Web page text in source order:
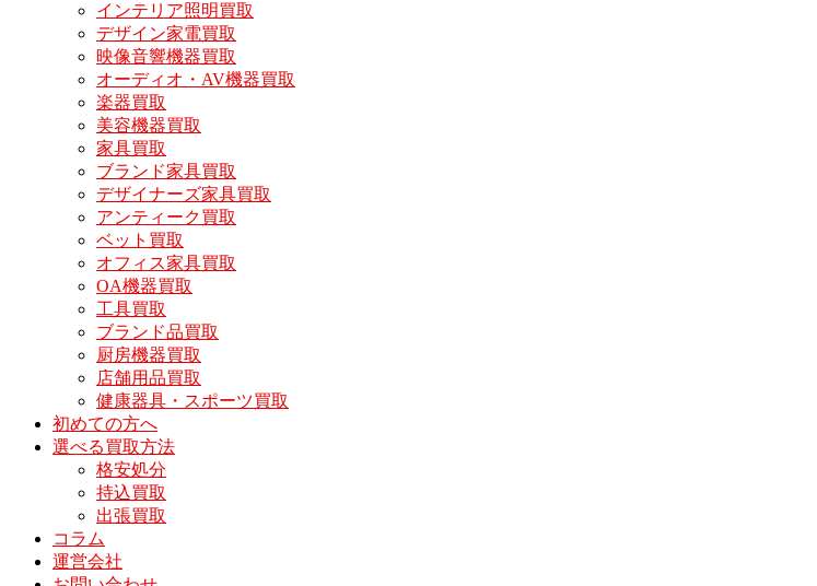
インテリア照明買取
デザイン家電買取
映像音響機器買取
オーディオ・AV機器買取
楽器買取
美容機器買取
家具買取
ブランド家具買取
デザイナーズ家具買取
アンティーク買取
ベット買取
オフィス家具買取
OA機器買取
工具買取
ブランド品買取
厨房機器買取
店舗用品買取
健康器具・スポーツ買取
初めての方へ
選べる買取方法
格安処分
持込買取
出張買取
コラム
運営会社